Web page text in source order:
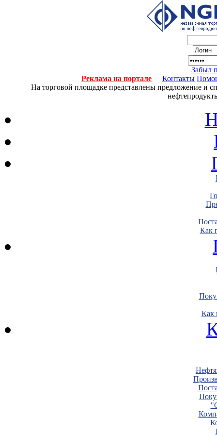
Забыл
Реклама на портале
Контакты
На торговой площадке представлены предложение и
Как
Как